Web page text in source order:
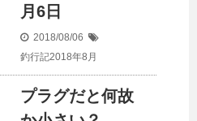
月6日
2018/08/06
釣行記2018年8月
プラグだと何故